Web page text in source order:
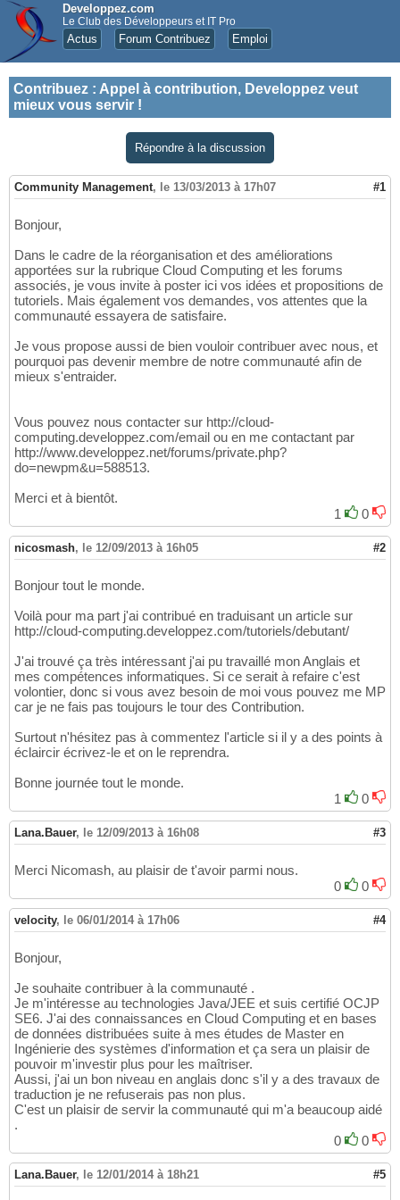
Developpez.com
Le Club des Développeurs et IT Pro
Actus Forum Contribuez Emploi
Contribuez : Appel à contribution, Developpez veut
mieux vous servir !
Répondre à la discussion
Community Management, le 13/03/2013 à 17h07 #1
Bonjour,
Dans le cadre de la réorganisation et des améliorations
apportées sur la rubrique Cloud Computing et les forums
associés, je vous invite à poster ici vos idées et propositions de
tutoriels. Mais également vos demandes, vos attentes que la
communauté essayera de satisfaire.
Je vous propose aussi de bien vouloir contribuer avec nous, et
pourquoi pas devenir membre de notre communauté afin de
mieux s'entraider.
Vous pouvez nous contacter sur http://cloud-
computing.developpez.com/email ou en me contactant par
http://www.developpez.net/forums/private.php?
do=newpm&u=588513.
Merci et à bientôt.
1
0
nicosmash, le 12/09/2013 à 16h05 #2
Bonjour tout le monde.
Voilà pour ma part j'ai contribué en traduisant un article sur
http://cloud-computing.developpez.com/tutoriels/debutant/
J'ai trouvé ça très intéressant j'ai pu travaillé mon Anglais et
mes compétences informatiques. Si ce serait à refaire c'est
volontier, donc si vous avez besoin de moi vous pouvez me MP
car je ne fais pas toujours le tour des Contribution.
Surtout n'hésitez pas à commentez l'article si il y a des points à
éclaircir écrivez-le et on le reprendra.
Bonne journée tout le monde.
1
0
Lana.Bauer, le 12/09/2013 à 16h08 #3
Merci Nicomash, au plaisir de t'avoir parmi nous.
0
0
velocity, le 06/01/2014 à 17h06 #4
Bonjour,
Je souhaite contribuer à la communauté .
Je m'intéresse au technologies Java/JEE et suis certifié OCJP
SE6. J'ai des connaissances en Cloud Computing et en bases
de données distribuées suite à mes études de Master en
Ingénierie des systèmes d'information et ça sera un plaisir de
pouvoir m'investir plus pour les maîtriser.
Aussi, j'ai un bon niveau en anglais donc s'il y a des travaux de
traduction je ne refuserais pas non plus.
C'est un plaisir de servir la communauté qui m'a beaucoup aidé
.
0
0
Lana.Bauer, le 12/01/2014 à 18h21 #5